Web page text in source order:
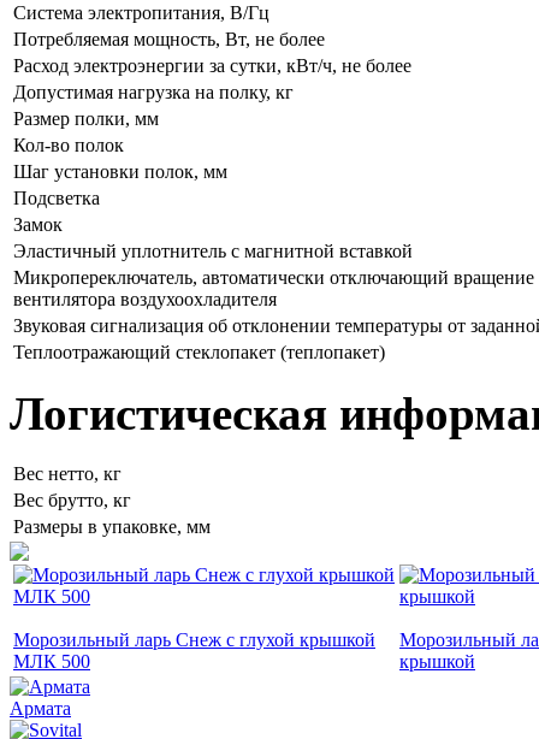
Система электропитания, В/Гц
Потребляемая мощность, Вт, не более
Расход электроэнергии за сутки, кВт/ч, не более
Допустимая нагрузка на полку, кг
Размер полки, мм
Кол-во полок
Шаг установки полок, мм
Подсветка
Замок
Эластичный уплотнитель с магнитной вставкой
Микропереключатель, автоматически отключающий вращение
вентилятора воздухоохладителя
Звуковая сигнализация об отклонении температуры от
Теплоотражающий стеклопакет (теплопакет)
Логистическая
Вес нетто, кг
Вес брутто, кг
Размеры в упаковке, мм
Морозильный ларь Снеж с глухой крышкой
МЛК 500
Морозильный
крышкой
Армата